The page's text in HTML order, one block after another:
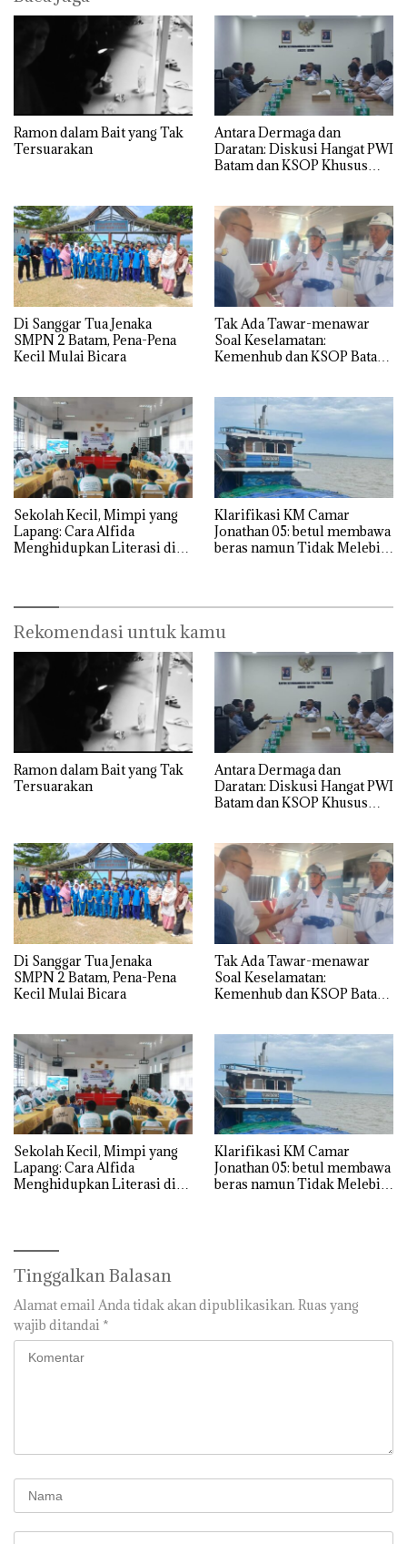
Ramon dalam Bait yang Tak
Tersuarakan
Antara Dermaga dan
Daratan: Diskusi Hangat PWI
Batam dan KSOP Khusus
Di Sanggar Tua Jenaka
SMPN 2 Batam, Pena-Pena
Kecil Mulai Bicara
Tak Ada Tawar-menawar
Soal Keselamatan:
Kemenhub dan KSOP Batam
Sekolah Kecil, Mimpi yang
Lapang: Cara Alfida
Menghidupkan Literasi di
Klarifikasi KM Camar
Jonathan 05: betul membawa
beras namun Tidak Melebihi
Rekomendasi untuk kamu
Ramon dalam Bait yang Tak
Tersuarakan
Antara Dermaga dan
Daratan: Diskusi Hangat PWI
Batam dan KSOP Khusus
Di Sanggar Tua Jenaka
SMPN 2 Batam, Pena-Pena
Kecil Mulai Bicara
Tak Ada Tawar-menawar
Soal Keselamatan:
Kemenhub dan KSOP Batam
Sekolah Kecil, Mimpi yang
Lapang: Cara Alfida
Menghidupkan Literasi di
Klarifikasi KM Camar
Jonathan 05: betul membawa
beras namun Tidak Melebihi
Tinggalkan Balasan
Alamat email Anda tidak akan dipublikasikan. Ruas yang
wajib ditandai *